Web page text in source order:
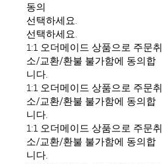
동의
선택하세요.
선택하세요.
1:1 오더메이드 상품으로 주문취
소/교환/환불 불가함에 동의합
니다.
1:1 오더메이드 상품으로 주문취
소/교환/환불 불가함에 동의합
니다.
1:1 오더메이드 상품으로 주문취
소/교환/환불 불가함에 동의합
니다.